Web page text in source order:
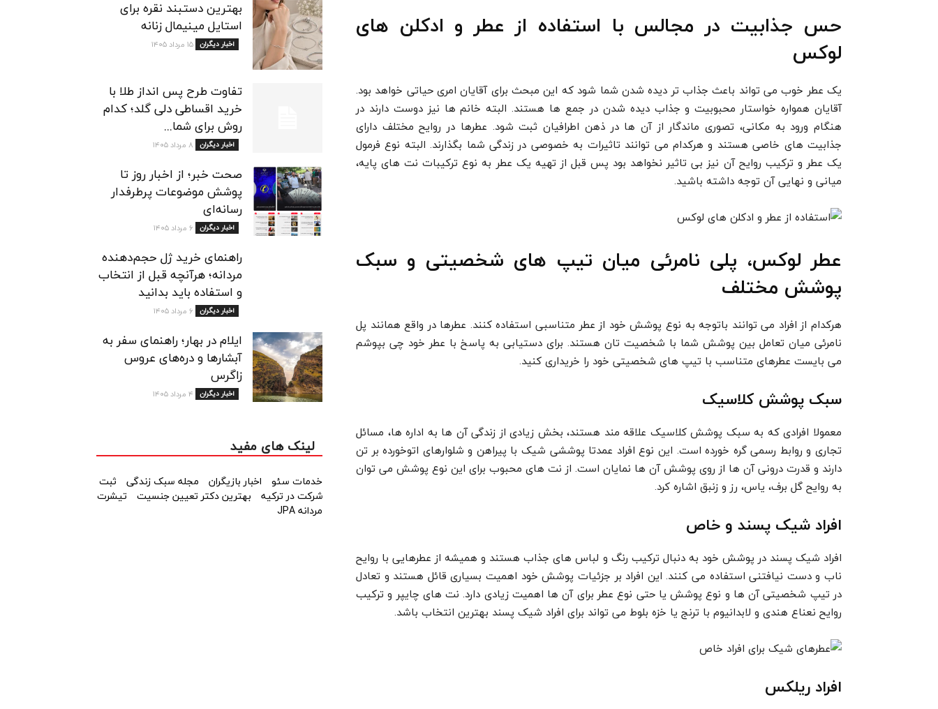
حس جذابیت در مجالس با استفاده از عطر و ادکلن های
لوکس
یک عطر خوب می تواند باعث جذاب تر دیده شدن شما شود که این مبحث برای آقایان امری حیاتی خواهد بود.
آقایان همواره خواستار محبوبیت و جذاب دیده شدن در جمع ها هستند. البته خانم ها نیز دوست دارند در
هنگام ورود به مکانی، تصوری ماندگار از آن ها در ذهن اطرافیان ثبت شود. عطرها در روایح مختلف دارای
جذابیت های خاصی هستند و هرکدام می توانند تاثیرات به خصوصی در زندگی شما بگذارند. البته نوع فرمول
یک عطر و ترکیب روایح آن نیز بی تاثیر نخواهد بود پس قبل از تهیه یک عطر به نوع ترکیبات نت های پایه،
میانی و نهایی آن توجه داشته باشید.
عطر لوکس، پلی نامرئی میان تیپ های شخصیتی و سبک
پوشش مختلف
هرکدام از افراد می توانند باتوجه به نوع پوشش خود از عطر متناسبی استفاده کنند. عطرها در واقع همانند پل
نامرئی میان تعامل بین پوشش شما با شخصیت تان هستند. برای دستیابی به پاسخ با عطر خود چی بپوشم
می بایست عطرهای متناسب با تیپ های شخصیتی خود را خریداری کنید.
سبک پوشش کلاسیک
معمولا افرادی که به سبک پوشش کلاسیک علاقه مند هستند، بخش زیادی از زندگی آن ها به اداره ها، مسائل
تجاری و روابط رسمی گره خورده است. این نوع افراد عمدتا پوششی شیک با پیراهن و شلوارهای اتوخورده بر تن
دارند و قدرت درونی آن ها از روی پوشش آن ها نمایان است. از نت های محبوب برای این نوع پوشش می توان
به روایح گل برف، یاس، رز و زنبق اشاره کرد.
افراد شیک پسند و خاص
افراد شیک پسند در پوشش خود به دنبال ترکیب رنگ و لباس های جذاب هستند و همیشه از عطرهایی با روایح
ناب و دست نیافتنی استفاده می کنند. این افراد بر جزئیات پوشش خود اهمیت بسیاری قائل هستند و تعادل
در تیپ شخصیتی آن ها و نوع پوشش یا حتی نوع عطر برای آن ها اهمیت زیادی دارد. نت های چایپر و ترکیب
روایح نعناع هندی و لابدانیوم با ترنج یا خزه بلوط می تواند برای افراد شیک پسند بهترین انتخاب باشد.
افراد ریلکس
بهترین دستبند نقره برای
استایل مینیمال زنانه
اخبار دیگران ۱۵ مرداد ۱۴۰۵
تفاوت طرح پس انداز طلا با
خرید اقساطی دلی گلد؛ کدام
روش برای شما...
اخبار دیگران ۸ مرداد ۱۴۰۵
صحت خبر؛ از اخبار روز تا
پوشش موضوعات پرطرفدار
رسانه‌ای
اخبار دیگران ۶ مرداد ۱۴۰۵
راهنمای خرید ژل حجم‌دهنده
مردانه؛ هرآنچه قبل از انتخاب
و استفاده باید بدانید
اخبار دیگران ۶ مرداد ۱۴۰۵
ایلام در بهار؛ راهنمای سفر به
آبشارها و دره‌های عروس
زاگرس
اخبار دیگران ۴ مرداد ۱۴۰۵
لینک های مفید
خدمات سئو اخبار بازیگران مجله سبک زندگی
ثبت
شرکت در ترکیه
بهترین دکتر تعیین جنسیت
تیشرت
مردانه JPA